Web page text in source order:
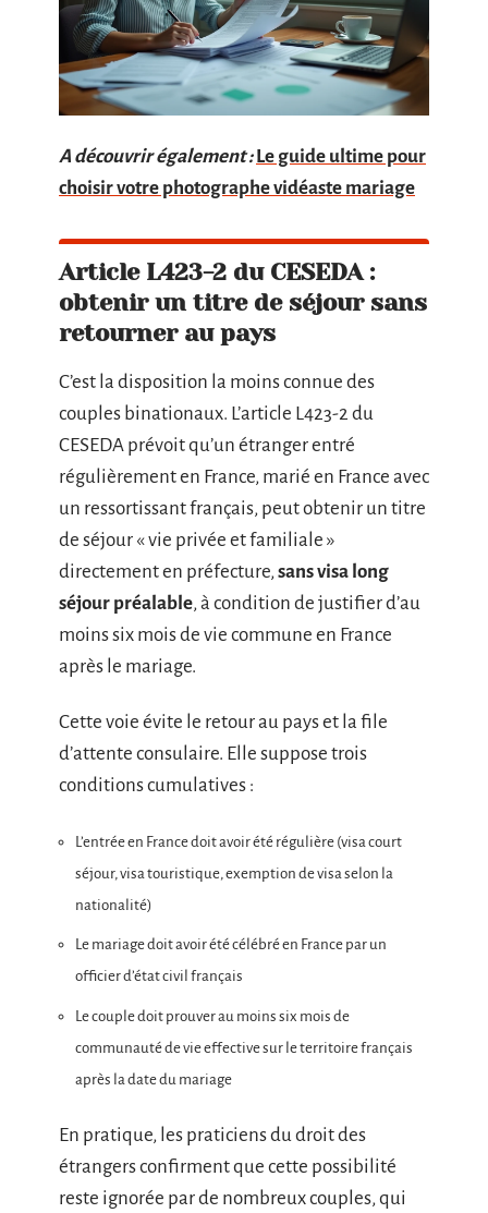
A découvrir également : Le guide ultime pour
choisir votre photographe vidéaste mariage
Article L423-2 du CESEDA :
obtenir un titre de séjour sans
retourner au pays
C’est la disposition la moins connue des
couples binationaux. L’article L423-2 du
CESEDA prévoit qu’un étranger entré
régulièrement en France, marié en France avec
un ressortissant français, peut obtenir un titre
de séjour « vie privée et familiale »
directement en préfecture, sans visa long
séjour préalable, à condition de justifier d’au
moins six mois de vie commune en France
après le mariage.
Cette voie évite le retour au pays et la file
d’attente consulaire. Elle suppose trois
conditions cumulatives :
L’entrée en France doit avoir été régulière (visa court
séjour, visa touristique, exemption de visa selon la
nationalité)
Le mariage doit avoir été célébré en France par un
officier d’état civil français
Le couple doit prouver au moins six mois de
communauté de vie effective sur le territoire français
après la date du mariage
En pratique, les praticiens du droit des
étrangers confirment que cette possibilité
reste ignorée par de nombreux couples, qui